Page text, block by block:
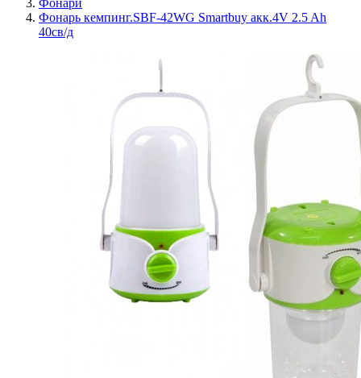
Фонари
Фонарь кемпинг.SBF-42WG Smartbuy акк.4V 2.5 Ah
40св/д